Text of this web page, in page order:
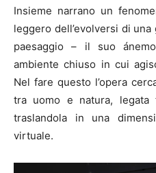
Insieme narrano un
leggero dell’evolversi di
paesaggio – il suo
ambiente chiuso in cui
Nel fare questo l’opera
tra uomo e natura, legata
traslandola in una
virtuale.